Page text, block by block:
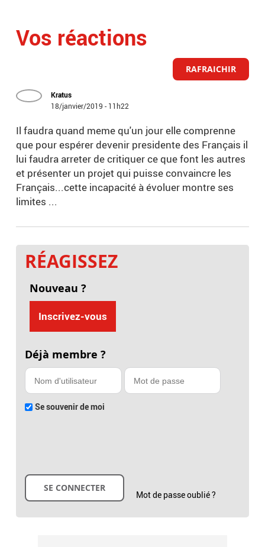
Vos réactions
RAFRAICHIR
Kratus
18/janvier/2019 - 11h22
Il faudra quand meme qu'un jour elle comprenne
que pour espérer devenir presidente des Français il
lui faudra arreter de critiquer ce que font les autres
et présenter un projet qui puisse convaincre les
Français...cette incapacité à évoluer montre ses
limites ...
RÉAGISSEZ
Nouveau ?
Inscrivez-vous
Déjà membre ?
Se souvenir de moi
Mot de passe oublié ?